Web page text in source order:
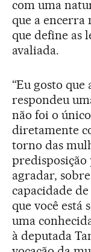
com uma
que a encerra
que define as
avaliada.
“Eu gosto
respondeu
não foi o
diretamente
torno das
predisposição
agradar,
capacidade de
que você está
uma
à deputada